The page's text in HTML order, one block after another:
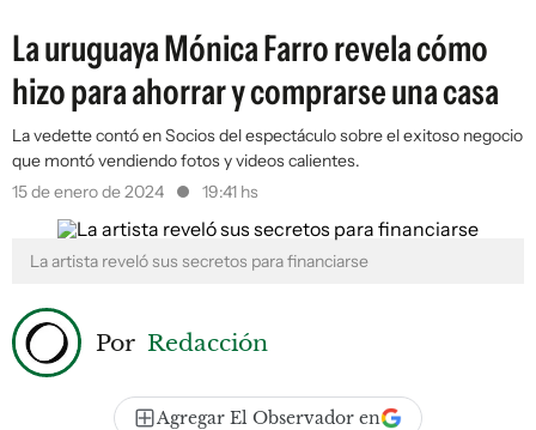
La uruguaya Mónica Farro revela cómo
hizo para ahorrar y comprarse una casa
La vedette contó en Socios del espectáculo sobre el exitoso negocio
que montó vendiendo fotos y videos calientes.
15 de enero de 2024
19:41 hs
La artista reveló sus secretos para financiarse
Por Redacción
Agregar El Observador en